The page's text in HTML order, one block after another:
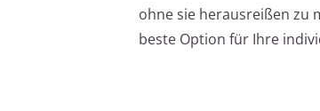
ohne sie herausreißen zu
beste Option für Ihre